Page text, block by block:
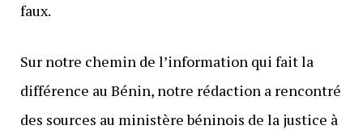
faux.
Sur notre chemin de l’information qui fait la
différence au Bénin, notre rédaction a rencontré
des sources au ministère béninois de la justice à